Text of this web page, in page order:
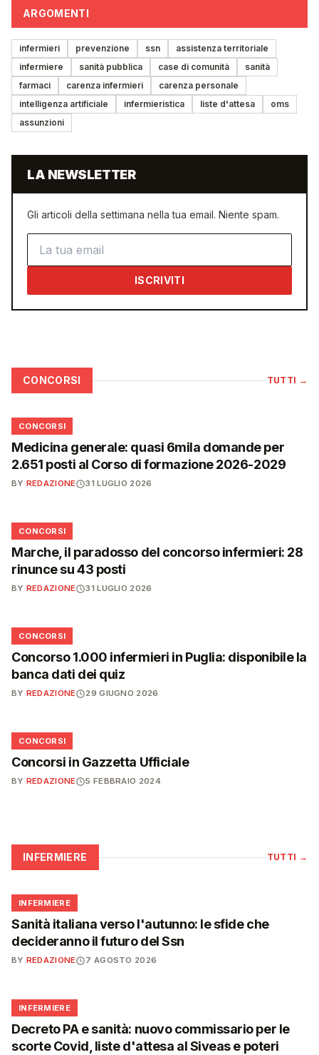
ARGOMENTI
infermieri prevenzione ssn
assistenza territoriale
infermiere
sanità pubblica case di comunità
sanità
farmaci
carenza infermieri
carenza personale
intelligenza artificiale
infermieristica liste d'attesa
oms
assunzioni
LA NEWSLETTER
Gli articoli della settimana nella tua email. Niente spam.
ISCRIVITI
CONCORSI TUTTI →
📋
CONCORSI
Medicina generale: quasi 6mila domande per
2.651 posti al Corso di formazione 2026-2029
BY REDAZIONE 31 LUGLIO 2026
📋
CONCORSI
Marche, il paradosso del concorso infermieri: 28
rinunce su 43 posti
BY REDAZIONE 31 LUGLIO 2026
📋
CONCORSI
Concorso 1.000 infermieri in Puglia: disponibile la
banca dati dei quiz
BY REDAZIONE 29 GIUGNO 2026
📋
CONCORSI
Concorsi in Gazzetta Ufficiale
BY REDAZIONE 5 FEBBRAIO 2024
INFERMIERE TUTTI →
🩺
INFERMIERE
Sanità italiana verso l'autunno: le sfide che
decideranno il futuro del Ssn
BY REDAZIONE 7 AGOSTO 2026
🩺
INFERMIERE
Decreto PA e sanità: nuovo commissario per le
scorte Covid, liste d'attesa al Siveas e poteri